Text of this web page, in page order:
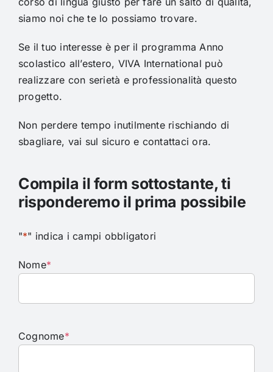
siamo noi che te lo possiamo trovare.
Se il tuo interesse è per il programma Anno
scolastico all’estero, VIVA International può
realizzare con serietà e professionalità questo
progetto.
Non perdere tempo inutilmente rischiando di
sbagliare, vai sul sicuro e contattaci ora.
Compila il form sottostante, ti
risponderemo il prima possibile
"*" indica i campi obbligatori
Nome*
Cognome*